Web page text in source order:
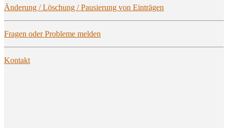
Ände­rung / Löschung / Pau­sie­rung von Einträgen
Fra­gen oder Pro­ble­me melden
Kon­takt